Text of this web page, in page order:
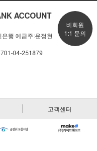
ACCOUNT
은행 예금주:윤정현
04-251879
비회원
1:1 문의
고객센터